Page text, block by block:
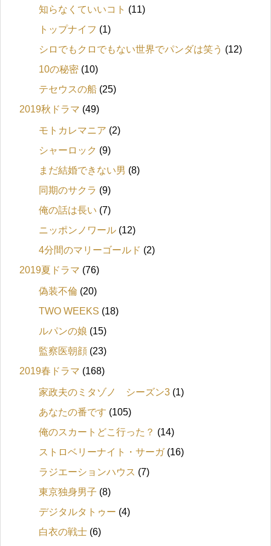
知らなくていいコト (11)
トップナイフ (1)
シロでもクロでもない世界でパンダは笑う (12)
10の秘密 (10)
テセウスの船 (25)
2019秋ドラマ (49)
モトカレマニア (2)
シャーロック (9)
まだ結婚できない男 (8)
同期のサクラ (9)
俺の話は長い (7)
ニッポンノワール (12)
4分間のマリーゴールド (2)
2019夏ドラマ (76)
偽装不倫 (20)
TWO WEEKS (18)
ルパンの娘 (15)
監察医朝顔 (23)
2019春ドラマ (168)
家政夫のミタゾノ シーズン3 (1)
あなたの番です (105)
俺のスカートどこ行った？ (14)
ストロベリーナイト・サーガ(16)
ラジエーションハウス (7)
東京独身男子 (8)
デジタルタトゥー (4)
白衣の戦士 (6)